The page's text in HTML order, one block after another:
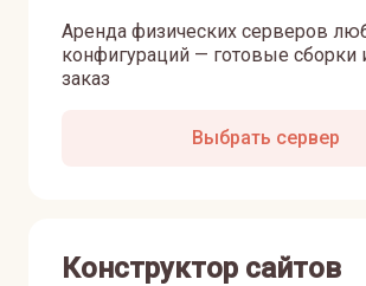
Аренда физических серверов
конфигураций — готовые сборки
заказ
Выбрать сервер
Конструктор сайтов